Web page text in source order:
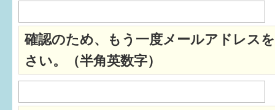
確認のため、もう一度メールアドレス
さい。（半角英数字）
ソーシャルメディア
すまいるサポート行事案内